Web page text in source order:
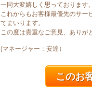
一同大変嬉しく思っております。
これからもお客様最優先のサー
てまいります。
この度は貴重なご意見、ありが
(マネージャー：安達）
このお